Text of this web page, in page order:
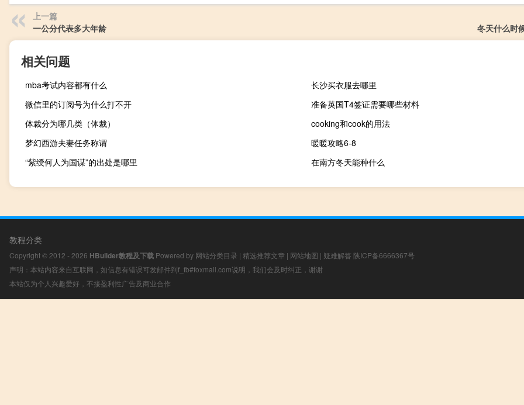
上一篇
一公分代表多大年龄
冬天什么时
相关问题
mba考试内容都有什么
长沙买衣服去哪里
微信里的订阅号为什么打不开
准备英国T4签证需要哪些材料
体裁分为哪几类（体裁）
cooking和cook的用法
梦幻西游夫妻任务称谓
暖暖攻略6-8
“紫绶何人为国谋”的出处是哪里
在南方冬天能种什么
教程分类
Copyright © 2012 - 2026 HBuilder教程及下载 Powered by 网站分类目录 | 精选推荐文章 | 网站地图 | 疑难解答 陕ICP备6666367号
声明：本站内容来自互联网，如信息有错误可发邮件到f_fb#foxmail.com说明，我们会及时纠正，谢谢
本站仅为个人兴趣爱好，不接盈利性广告及商业合作